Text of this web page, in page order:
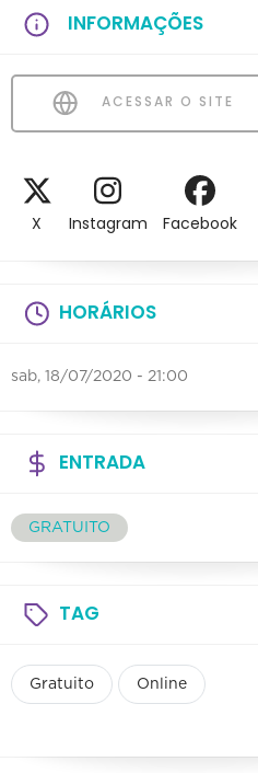
INFORMAÇÕES
ACESSAR O SITE
X Instagram Facebook
HORÁRIOS
sab, 18/07/2020 - 21:00
ENTRADA
GRATUITO
TAG
Gratuito Online